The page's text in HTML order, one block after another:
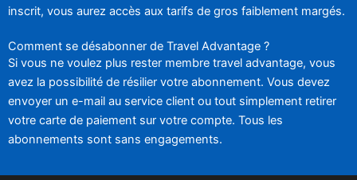
inscrit, vous aurez accès aux tarifs de gros faiblement margés.
Comment se désabonner de Travel Advantage ?
Si vous ne voulez plus rester membre travel advantage, vous
avez la possibilité de résilier votre abonnement. Vous devez
envoyer un e-mail au service client ou tout simplement retirer
votre carte de paiement sur votre compte. Tous les
abonnements sont sans engagements.